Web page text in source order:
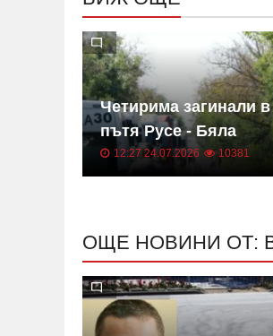
Четирима загинали
пътя Русе - Бяла
12:27 24.07.2026 10381
ОЩЕ НОВИНИ ОТ: